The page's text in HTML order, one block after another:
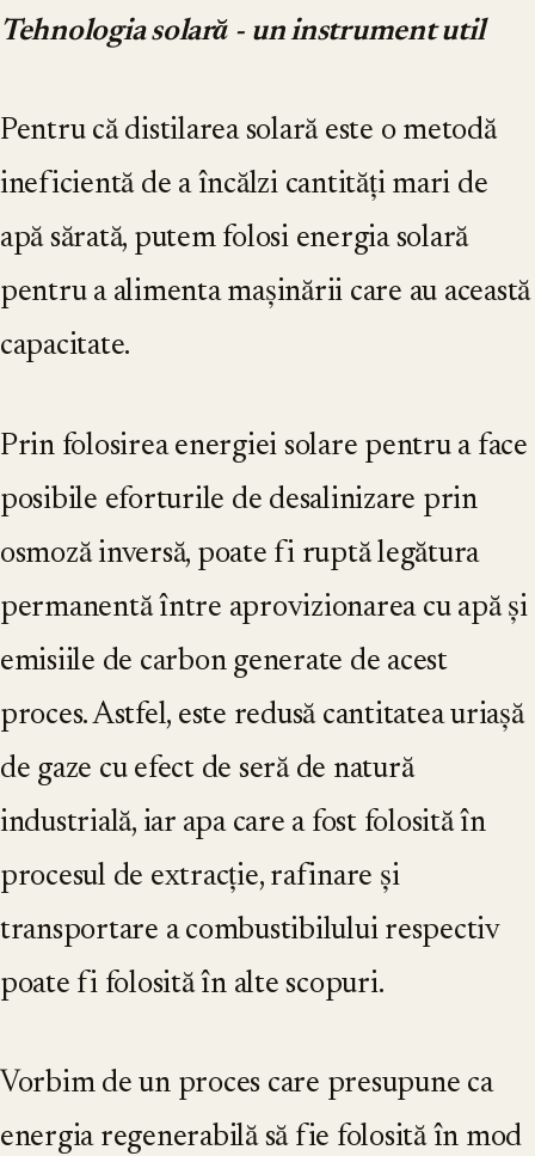
Tehnologia solară - un instrument util
Pentru că distilarea solară este o metodă
ineficientă de a încălzi cantități mari de
apă sărată, putem folosi energia solară
pentru a alimenta mașinării care au această
capacitate.
Prin folosirea energiei solare pentru a face
posibile eforturile de desalinizare prin
osmoză inversă, poate fi ruptă legătura
permanentă între aprovizionarea cu apă și
emisiile de carbon generate de acest
proces. Astfel, este redusă cantitatea uriașă
de gaze cu efect de seră de natură
industrială, iar apa care a fost folosită în
procesul de extracție, rafinare și
transportare a combustibilului respectiv
poate fi folosită în alte scopuri.
Vorbim de un proces care presupune ca
energia regenerabilă să fie folosită în mod